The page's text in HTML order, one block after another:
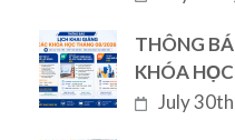
THÔNG
KHÓA
July